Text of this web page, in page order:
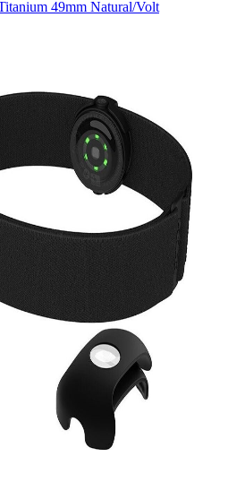
49mm Natural/Volt